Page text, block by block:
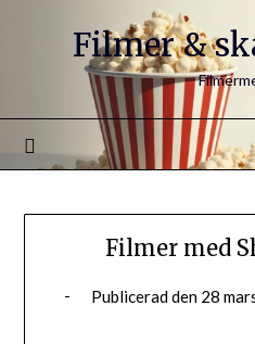
Filmer &
Filmer med
Publicerad den 28